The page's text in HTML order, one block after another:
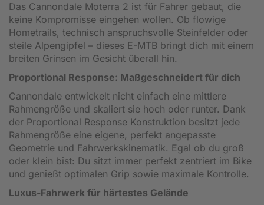
Das Cannondale Moterra 2 ist für Fahrer gebaut, die
keine Kompromisse eingehen wollen. Ob flowige
Hometrails, technisch anspruchsvolle Steinfelder oder
steile Alpengipfel – dieses E-MTB bringt dich mit einem
breiten Grinsen im Gesicht überall hin.
Proportional Response: Maßgeschneidert für dich
Cannondale entwickelt nicht einfach eine mittlere
Rahmengröße und skaliert sie hoch oder runter. Dank
der Proportional Response Konstruktion besitzt jede
Rahmengröße eine eigene, perfekt angepasste
Geometrie und Fahrwerkskinematik. Egal ob du groß
oder klein bist: Du sitzt immer perfekt zentriert im Bike
und genießt optimalen Grip sowie maximale Kontrolle.
Luxus-Fahrwerk für härtestes Gelände